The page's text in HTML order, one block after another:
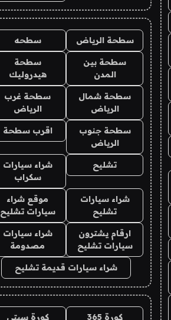
سطحة الرياض سطحه
سطحة بين
المدن
سطحة
هيدروليك
سطحة شمال
الرياض
سطحة غرب
الرياض
سطحة جنوب
الرياض
اقرب سطحة
تشليح
شراء سيارات
سكراب
شراء سيارات
تشليح
موقع شراء
سيارات تشليح
ارقام يشترون
سيارات تشليح
شراء سيارات
مصدومة
شراء سيارات قديمة تشليح
كورة 365 كورة سيتي